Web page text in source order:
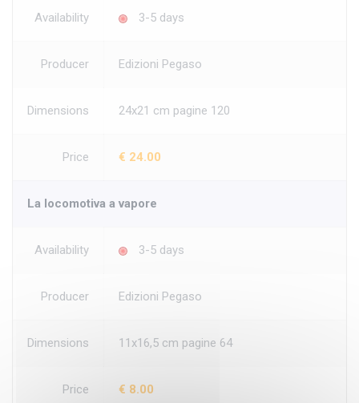
Availability 3-5 days
Producer Edizioni Pegaso
Dimensions 24x21 cm pagine 120
Price € 24.00
La locomotiva a vapore
Availability 3-5 days
Producer Edizioni Pegaso
Dimensions 11x16,5 cm pagine 64
Price € 8.00